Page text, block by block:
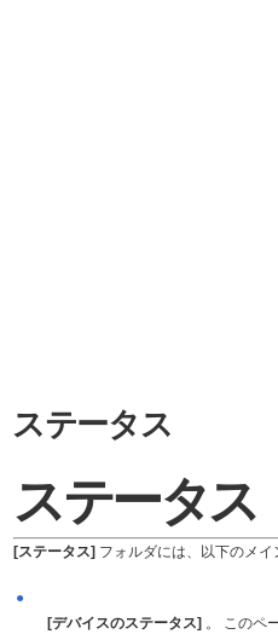
ステータス
ステータス
[ステータス] フォルダには、以下のメイ
●
[デバイスのステータス] 。 このペ